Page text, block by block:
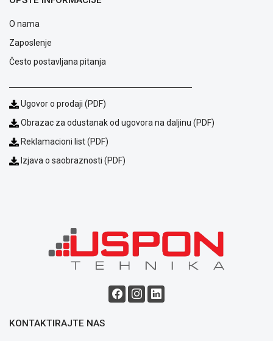
Usluge
prijava
Politika
Politika
o
kolačićima
garancije
OUTLET
Kontakt
O nama
Zaposlenje
Često postavljana pitanja
Ugovor o prodaji (PDF)
Obrazac za odustanak od ugovora na daljinu (PDF)
Reklamacioni list (PDF)
Izjava o saobraznosti (PDF)
KONTAKTIRAJTE NAS